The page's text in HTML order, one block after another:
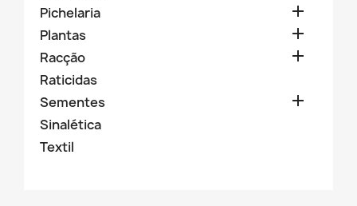
Pichelaria 
Plantas 
Racção 
Raticidas
Sementes

Sinalética
Textil